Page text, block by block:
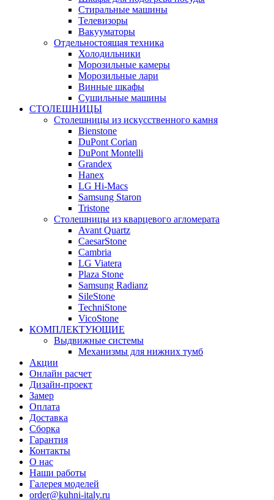
Стиральные машины
Телевизоры
Вакууматоры
Отдельностоящая техника
Холодильники
Морозильные камеры
Морозильные лари
Винные шкафы
Сушильные машины
СТОЛЕШНИЦЫ
Столешницы из искусственного камня
Bienstone
DuPont Corian
DuPont Montelli
Grandex
Hanex
LG Hi-Macs
Samsung Staron
Tristone
Столешницы из кварцевого агломерата
Avant Quartz
CaesarStone
Cambria
LG Viatera
Plaza Stone
Samsung Radianz
SileStone
TechniStone
VicoStone
КОМПЛЕКТУЮЩИЕ
Выдвижные системы
Механизмы для нижних тумб
Акции
Онлайн расчет
Дизайн-проект
Замер
Оплата
Доставка
Сборка
Гарантия
Контакты
О нас
Наши работы
Галерея моделей
order@kuhni-italy.ru